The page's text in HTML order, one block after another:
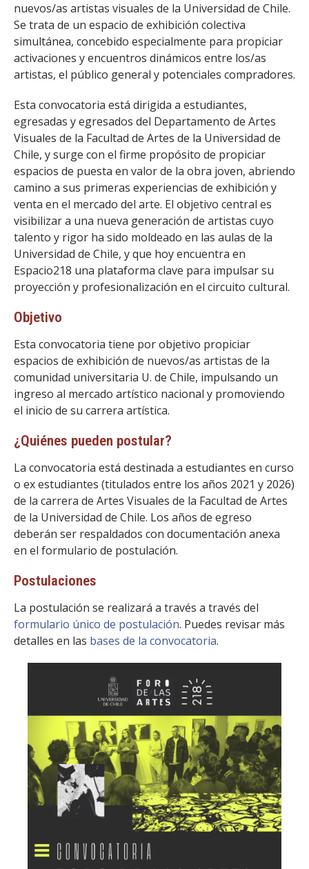
nuevos/as artistas visuales de la Universidad de Chile.
Se trata de un espacio de exhibición colectiva
simultánea, concebido especialmente para propiciar
activaciones y encuentros dinámicos entre los/as
artistas, el público general y potenciales compradores.
Esta convocatoria está dirigida a estudiantes,
egresadas y egresados del Departamento de Artes
Visuales de la Facultad de Artes de la Universidad de
Chile, y surge con el firme propósito de propiciar
espacios de puesta en valor de la obra joven, abriendo
camino a sus primeras experiencias de exhibición y
venta en el mercado del arte. El objetivo central es
visibilizar a una nueva generación de artistas cuyo
talento y rigor ha sido moldeado en las aulas de la
Universidad de Chile, y que hoy encuentra en
Espacio218 una plataforma clave para impulsar su
proyección y profesionalización en el circuito cultural.
Objetivo
Esta convocatoria tiene por objetivo propiciar
espacios de exhibición de nuevos/as artistas de la
comunidad universitaria U. de Chile, impulsando un
ingreso al mercado artístico nacional y promoviendo
el inicio de su carrera artística.
¿Quiénes pueden postular?
La convocatoria está destinada a estudiantes en curso
o ex estudiantes (titulados entre los años 2021 y 2026)
de la carrera de Artes Visuales de la Facultad de Artes
de la Universidad de Chile. Los años de egreso
deberán ser respaldados con documentación anexa
en el formulario de postulación.
Postulaciones
La postulación se realizará a través a través del
formulario único de postulación. Puedes revisar más
detalles en las bases de la convocatoria.